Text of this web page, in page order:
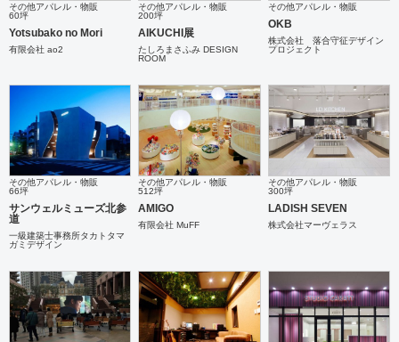
その他アパレル・物販
60坪
Yotsubako no Mori
有限会社 ao2
その他アパレル・物販
200坪
AIKUCHI展
たしろまさふみ DESIGN
ROOM
その他アパレル・物販
OKB
株式会社 落合守征デザイン
プロジェクト
その他アパレル・物販
66坪
サンウェルミューズ北参
道
一級建築士事務所タカトタマ
ガミデザイン
その他アパレル・物販
512坪
AMIGO
有限会社 MuFF
その他アパレル・物販
300坪
LADISH SEVEN
株式会社マーヴェラス